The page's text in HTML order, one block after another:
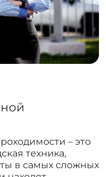
– это
техника,
в самых сложных